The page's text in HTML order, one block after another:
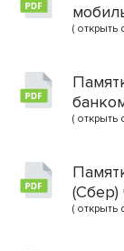
(
( открыть
(Сбер)
(